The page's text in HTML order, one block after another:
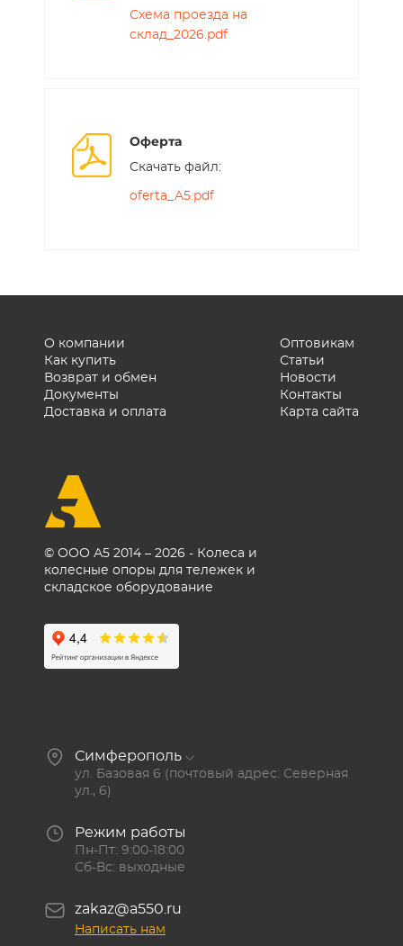
Схема проезда на
склад_2026.pdf
Оферта
Скачать файл:
oferta_A5.pdf
© ООО А5 2014 – 2026 - Колеса и
колесные опоры для тележек и
складское оборудование
О компании
Как купить
Возврат и обмен
Документы
Доставка и оплата
Оптовикам
Статьи
Новости
Контакты
Карта сайта
Симферополь
ул. Базовая 6 (почтовый адрес: Северная
ул., 6)
Режим работы
Пн-Пт: 9:00-18:00
Сб-Вс: выходные
zakaz@a550.ru
Написать нам